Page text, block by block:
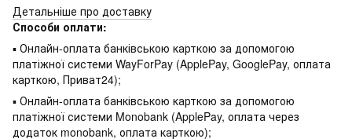
Детальніше про доставку
Способи оплати:
▪ Онлайн-оплата банківською карткою за допомогою
платіжної системи WayForPay (ApplePay, GooglePay, оплата
карткою, Приват24);
▪ Онлайн-оплата банківською карткою за допомогою
платіжної системи Monobank (ApplePay, оплата через
додаток monobank, оплата карткою);